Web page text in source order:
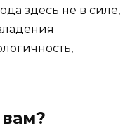
здесь не в силе,